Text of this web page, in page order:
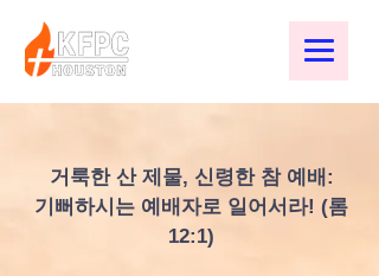
거룩한 산 제물, 신령한 참 예배:
기뻐하시는 예배자로 일어서라! (롬
12:1)